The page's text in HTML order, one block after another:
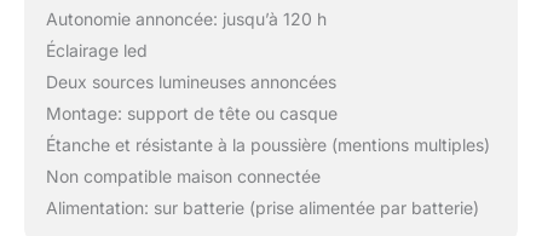
Autonomie annoncée: jusqu’à 120 h
Éclairage led
Deux sources lumineuses annoncées
Montage: support de tête ou casque
Étanche et résistante à la poussière (mentions multiples)
Non compatible maison connectée
Alimentation: sur batterie (prise alimentée par batterie)